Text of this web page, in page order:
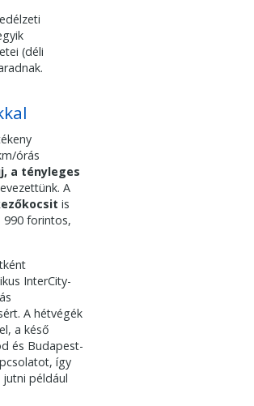
(déli
órás
a tényleges
A
is
990 forintos,
InterCity-
A hétvégék
a késő
és Budapest-
így
például